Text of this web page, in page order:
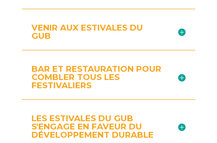
VENIR AUX ESTIVALES DU
GUB
BAR ET RESTAURATION POUR
COMBLER TOUS LES
FESTIVALIERS
LES ESTIVALES DU GUB
S'ENGAGE EN FAVEUR DU
DÉVELOPPEMENT DURABLE